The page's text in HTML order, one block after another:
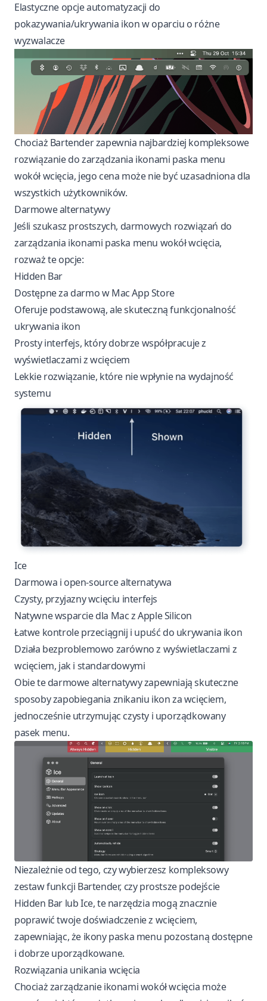
Elastyczne opcje automatyzacji do
pokazywania/ukrywania ikon w oparciu o różne
wyzwalacze
Chociaż Bartenderzapewnia najbardziej kompleksowe
rozwiązanie do zarządzania ikonami paska menu
wokół wcięcia, jego cena może nie być uzasadniona dla
wszystkich użytkowników.
Darmowe alternatywy
Jeśli szukasz prostszych, darmowych rozwiązań do
zarządzania ikonami paska menu wokół wcięcia,
rozważ te opcje:
Hidden Bar
Dostępne za darmo w Mac App Store
Oferuje podstawową, ale skuteczną funkcjonalność
ukrywania ikon
Prosty interfejs, który dobrze współpracuje z
wyświetlaczami z wcięciem
Lekkie rozwiązanie, które nie wpłynie na wydajność
systemu
Ice
Darmowa i open-source alternatywa
Czysty, przyjazny wcięciu interfejs
Natywne wsparcie dla Mac z Apple Silicon
Łatwe kontrole przeciągnij i upuść do ukrywania ikon
Działa bezproblemowo zarówno z wyświetlaczami z
wcięciem, jak i standardowymi
Obie te darmowe alternatywy zapewniają skuteczne
sposoby zapobiegania znikaniu ikon za wcięciem,
jednocześnie utrzymując czysty i uporządkowany
pasek menu.
Niezależnie od tego, czy wybierzesz kompleksowy
zestaw funkcji Bartender, czy prostsze podejście
Hidden Bar lub Ice, te narzędzia mogą znacznie
poprawić twoje doświadczenie z wcięciem,
zapewniając, że ikony paska menu pozostaną dostępne
i dobrze uporządkowane.
Rozwiązania unikania wcięcia
Chociaż zarządzanie ikonami wokół wcięcia może